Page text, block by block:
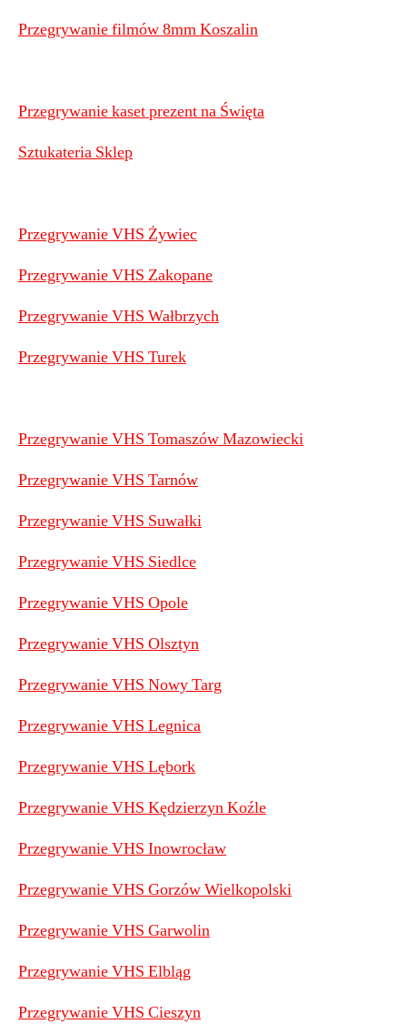
Przegrywanie filmów 8mm Koszalin
Przegrywanie kaset prezent na Święta
Sztukateria Sklep
Przegrywanie VHS Żywiec
Przegrywanie VHS Zakopane
Przegrywanie VHS Wałbrzych
Przegrywanie VHS Turek
Przegrywanie VHS Tomaszów Mazowiecki
Przegrywanie VHS Tarnów
Przegrywanie VHS Suwałki
Przegrywanie VHS Siedlce
Przegrywanie VHS Opole
Przegrywanie VHS Olsztyn
Przegrywanie VHS Nowy Targ
Przegrywanie VHS Legnica
Przegrywanie VHS Lębork
Przegrywanie VHS Kędzierzyn Koźle
Przegrywanie VHS Inowrocław
Przegrywanie VHS Gorzów Wielkopolski
Przegrywanie VHS Garwolin
Przegrywanie VHS Elbląg
Przegrywanie VHS Cieszyn